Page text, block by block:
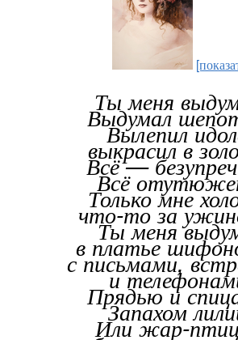
Ты меня
Выдумал
Вылепил
выкрасил в
Всё —
Всё
Только мне
что-то за
Ты меня
в платье
с письмами,
и
Прядью и
Запахом
Или жар-